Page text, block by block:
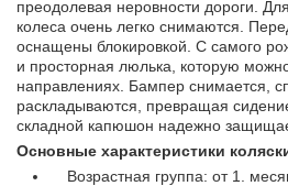
преодолевая неровности дороги.
колеса очень легко снимаются.
оснащены блокировкой. С самого
и просторная люлька, которую
направлениях. Бампер снимается,
раскладываются, превращая
складной капюшон надежно
Основные характеристики
Возрастная группа: от 1.